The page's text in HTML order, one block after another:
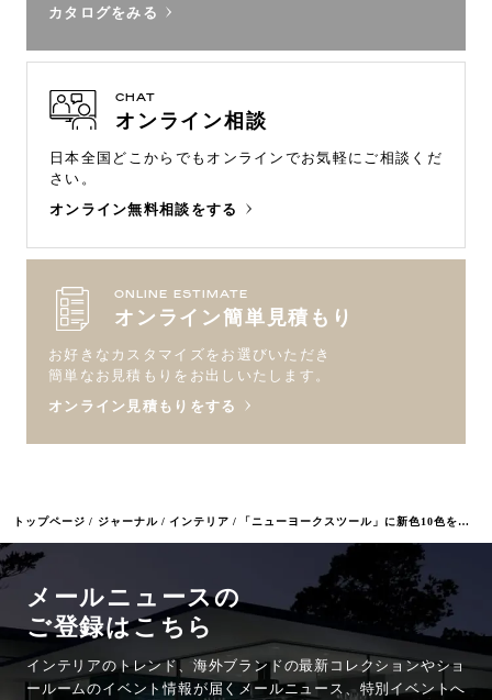
トップページ ジャーナル インテリア 「ニューヨークスツール」に新色10色を追加 全15色のカラーバリエーションを展開
カタログをみる
CHAT
オンライン相談
日本全国どこからでもオンラインでお気軽にご相談くだ
さい。
オンライン無料相談をする
ONLINE ESTIMATE
オンライン簡単見積もり
お好きなカスタマイズをお選びいただき
簡単なお見積もりをお出しいたします。
オンライン見積もりをする
メールニュースの
ご登録はこちら
インテリアのトレンド、海外ブランドの最新コレクションやショ
ールームのイベント情報が 届くメールニュース、特別イベントへ